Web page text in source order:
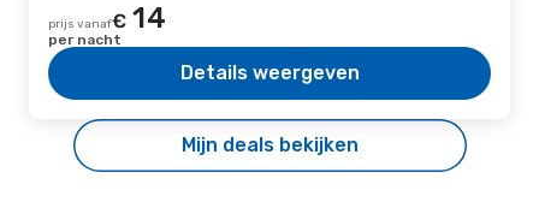
prijs vanaf€ 14
per nacht
Details weergeven
Mijn deals bekijken